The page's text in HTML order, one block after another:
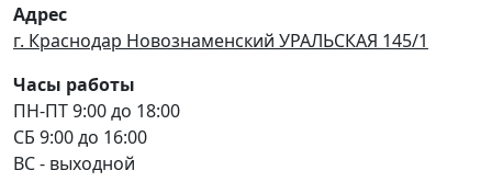
Адрес
г. Краснодар Новознаменский УРАЛЬСКАЯ 145/1
Часы работы
ПН-ПТ 9:00 до 18:00
СБ 9:00 до 16:00
ВС - выходной